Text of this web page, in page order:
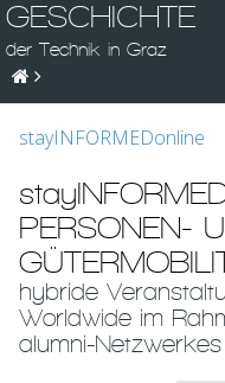
GESCHICHTE
der Technik in Graz
stayINFORMEDonline
PERSONEN-
hybride
Worldwide im
alumni-Netzwerkes